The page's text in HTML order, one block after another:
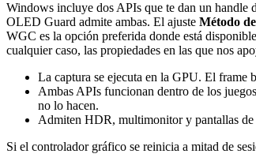
Windows incluye dos APIs que te dan un
OLED Guard admite ambas. El ajuste Método
WGC es la opción preferida donde está
cualquier caso, las propiedades en las que nos
La captura se ejecuta en la GPU. El frame
Ambas APIs funcionan dentro de los
no lo hacen.
Admiten HDR, multimonitor y pantallas de
Si el controlador gráfico se reinicia a mitad de